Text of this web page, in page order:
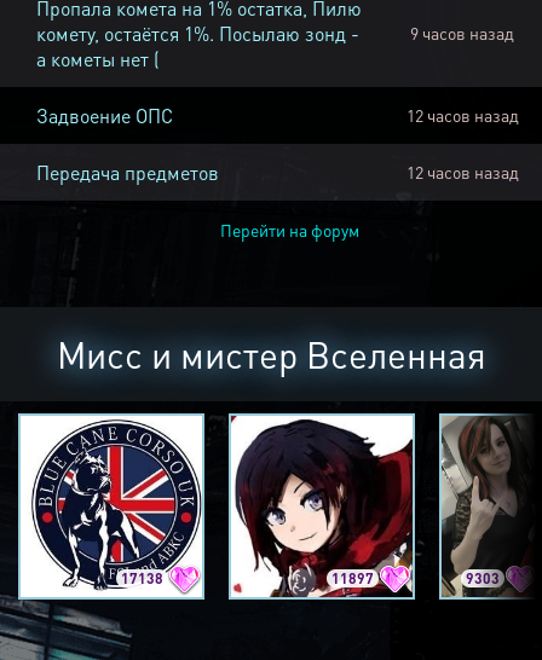
Пропала комета на 1% остатка, Пилю
комету, остаётся 1%. Посылаю зонд -
а кометы нет (
9 часов назад
Задвоение ОПС 12 часов назад
Передача предметов 12 часов назад
Перейти на форум
Мисс и мистер Вселенная
17138 11897 9303